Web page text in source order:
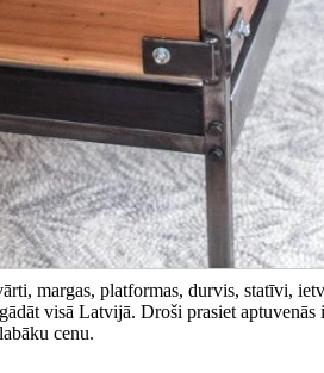
margas, platformas, durvis, statīvi,
visā Latvijā. Droši prasiet
cenu.